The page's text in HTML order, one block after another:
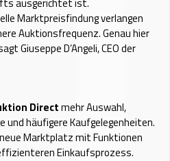
Marktpreisfindung verlangen
Auktionsfrequenz. Genau hier
Giuseppe D’Angeli, CEO der
Directmehr Auswahl,
und häufigere Kaufgelegenheiten.
Marktplatz mit Funktionen
Einkaufsprozess.